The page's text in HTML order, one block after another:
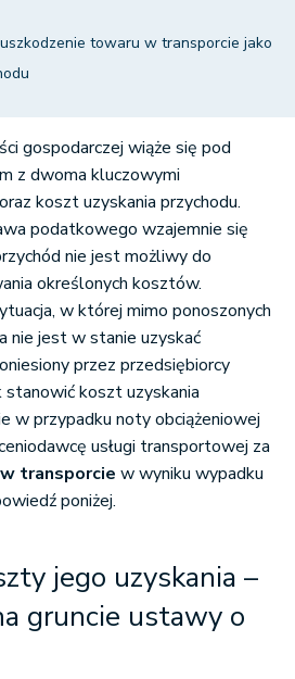
towaru w transporcie jako
gospodarczej wiąże się pod
z dwoma kluczowymi
koszt uzyskania przychodu.
podatkowego wzajemnie się
nie jest możliwy do
określonych kosztów.
w której mimo ponoszonych
nie jest w stanie uzyskać
przez przedsiębiorcy
koszt uzyskania
w przypadku noty obciążeniowej
usługi transportowej za
transporcie w wyniku wypadku
poniżej.
jego uzyskania –
gruncie ustawy o